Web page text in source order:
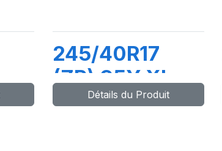
245/40R17
(ZR) 95Y XL
PILOT SPORT 5
Détails du Produit